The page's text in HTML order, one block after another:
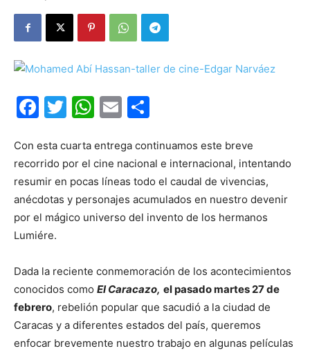
Facebook
Twitter
WhatsApp
Email
Con esta cuarta entrega continuamos este breve
recorrido por el cine nacional e internacional, intentando
resumir en pocas líneas todo el caudal de vivencias,
anécdotas y personajes acumulados en nuestro devenir
por el mágico universo del invento de los hermanos
Lumiére.
Dada la reciente conmemoración de los acontecimientos
conocidos como El Caracazo, el pasado martes 27 de
febrero, rebelión popular que sacudió a la ciudad de
Caracas y a diferentes estados del país, queremos
enfocar brevemente nuestro trabajo en algunas películas